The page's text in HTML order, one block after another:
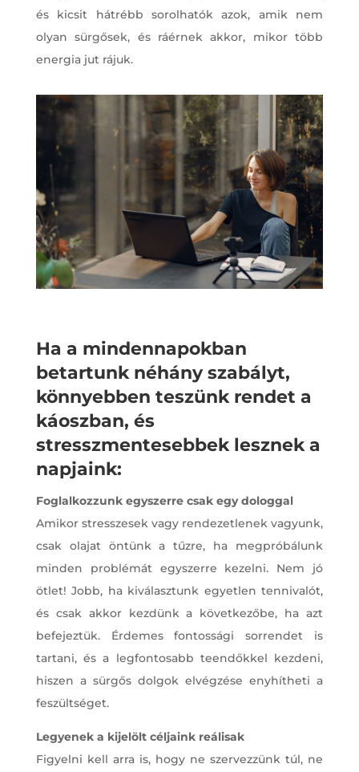
és kicsit hátrébb sorolhatók azok, amik nem
olyan sürgősek, és ráérnek akkor, mikor több
energia jut rájuk.
Ha a mindennapokban
betartunk néhány szabályt,
könnyebben teszünk rendet a
káoszban, és
stresszmentesebbek lesznek a
napjaink:
Foglalkozzunk egyszerre csak egy dologgal
Amikor stresszesek vagy rendezetlenek vagyunk,
csak olajat öntünk a tűzre, ha megpróbálunk
minden problémát egyszerre kezelni. Nem jó
ötlet! Jobb, ha kiválasztunk egyetlen tennivalót,
és csak akkor kezdünk a következőbe, ha azt
befejeztük. Érdemes fontossági sorrendet is
tartani, és a legfontosabb teendőkkel kezdeni,
hiszen a sürgős dolgok elvégzése enyhítheti a
feszültséget.
Legyenek a kijelölt céljaink reálisak
Figyelni kell arra is, hogy ne szervezzünk túl, ne